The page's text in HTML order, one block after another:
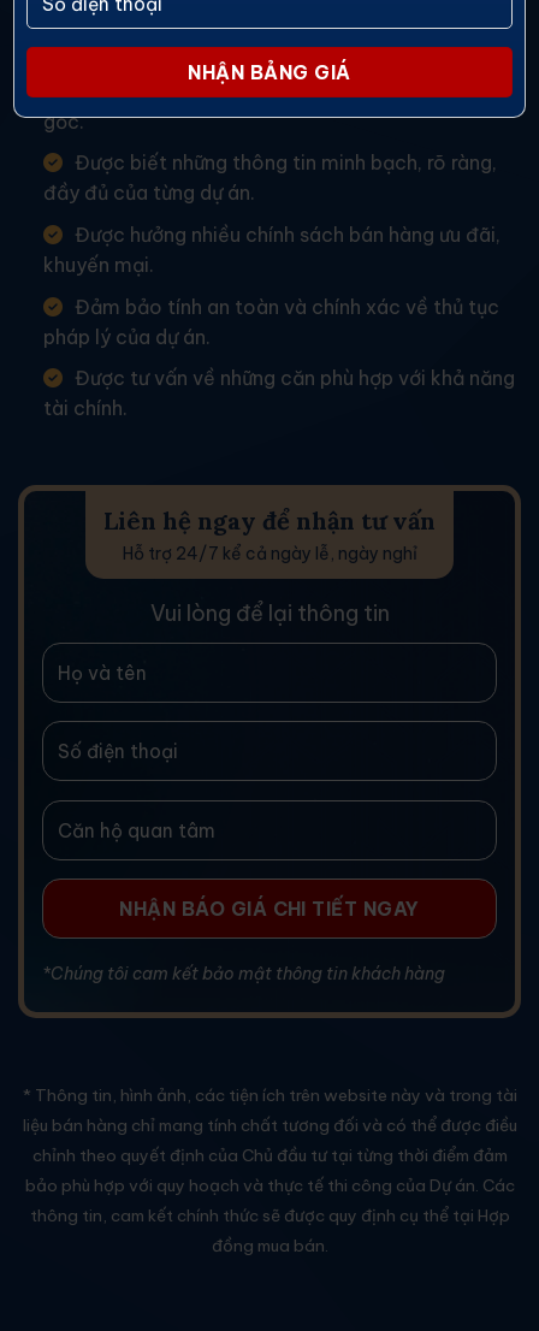
CAM KẾT BÁN HÀNG
Yên tâm về giá cả, giá nhà luôn đảm bảo là giá
gốc.
Được biết những thông tin minh bạch, rõ ràng,
đầy đủ của từng dự án.
Được hưởng nhiều chính sách bán hàng ưu đãi,
khuyến mại.
Đảm bảo tính an toàn và chính xác về thủ tục
pháp lý của dự án.
Được tư vấn về những căn phù hợp với khả năng
tài chính.
Liên hệ ngay để nhận tư vấn
Hỗ trợ 24/7 kể cả ngày lễ, ngày nghỉ
Vui lòng để lại thông tin
*Chúng tôi cam kết bảo mật thông tin khách hàng
* Thông tin, hình ảnh, các tiện ích trên website này và trong tài
liệu bán hàng chỉ mang tính chất tương đối và có thể được điều
chỉnh theo quyết định của Chủ đầu tư tại từng thời điểm đảm
bảo phù hợp với quy hoạch và thực tế thi công của Dự án. Các
thông tin, cam kết chính thức sẽ được quy định cụ thể tại Hợp
đồng mua bán.